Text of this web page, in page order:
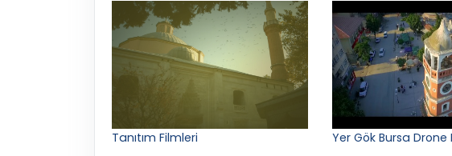
Tanıtım Filmleri Yer Gök Bursa Drone